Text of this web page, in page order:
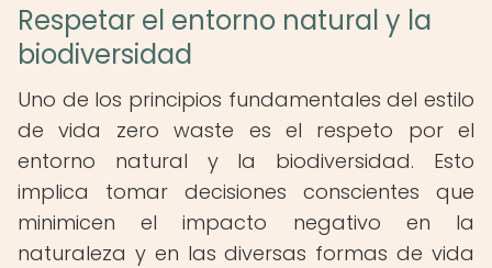
Respetar el entorno natural y la
biodiversidad
Uno de los principios fundamentales del estilo
de vida zero waste es el respeto por el
entorno natural y la biodiversidad. Esto
implica tomar decisiones conscientes que
minimicen el impacto negativo en la
naturaleza y en las diversas formas de vida